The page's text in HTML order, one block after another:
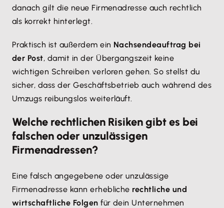
danach gilt die neue Firmenadresse auch rechtlich
als korrekt hinterlegt.
Praktisch ist außerdem ein Nachsendeauftrag bei
der Post, damit in der Übergangszeit keine
wichtigen Schreiben verloren gehen. So stellst du
sicher, dass der Geschäftsbetrieb auch während des
Umzugs reibungslos weiterläuft.
Welche rechtlichen Risiken gibt es bei
falschen oder unzulässigen
Firmenadressen?
Eine falsch angegebene oder unzulässige
Firmenadresse kann erhebliche rechtliche und
wirtschaftliche Folgen für dein Unternehmen